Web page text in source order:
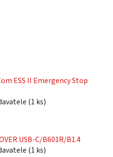
ESS II Emergency Stop
(1 ks)
USB-C/B601R/B1.4
(1 ks)